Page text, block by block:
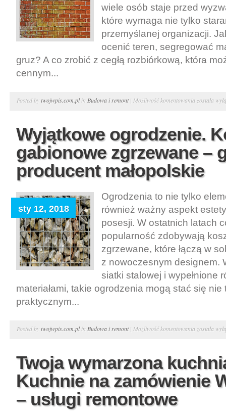
wiele osób staje przed
które wymaga nie tylko
przemyślanej organizacji.
ocenić teren, segregować
gruz? A co zrobić z cegłą rozbiórkową, która
cennym...
Posted bytwojwpis.com.plin Budowa i remont| Możliwość komentowania Sprzątanie
Cegła
–
płytki
starej
cegły
została
Wyjątkowe ogrodzenie.
gabionowe zgrzewane –
producent małopolskie
sty 12, 2018
Ogrodzenia to nie tylko
również ważny aspekt
posesji. W ostatnich latach
popularność zdobywają
zgrzewane, które łączą w
z nowoczesnym designem.
siatki stalowej i wypełnione
materiałami, takie ogrodzenia mogą stać się nie
praktycznym...
Posted bytwojwpis.com.plin Budowa i remont| Możliwość komentowania Wyjątkowe
gabionowe
zgrzewane
–
została
Twoja wymarzona
Kuchnie na zamówienie
– usługi remontowe